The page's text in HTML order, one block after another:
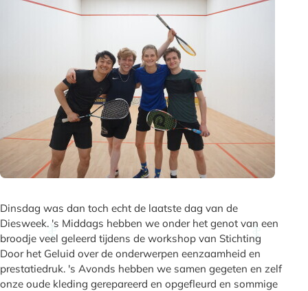
Dinsdag was dan toch echt de laatste dag van de
Diesweek. 's Middags hebben we onder het genot van een
broodje veel geleerd tijdens de workshop van Stichting
Door het Geluid over de onderwerpen eenzaamheid en
prestatiedruk. 's Avonds hebben we samen gegeten en zelf
onze oude kleding gerepareerd en opgefleurd en sommige